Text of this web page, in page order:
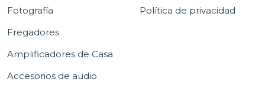
Fotografía
Fregadores
Amplificadores de Casa
Accesorios de audio
Política de privacidad